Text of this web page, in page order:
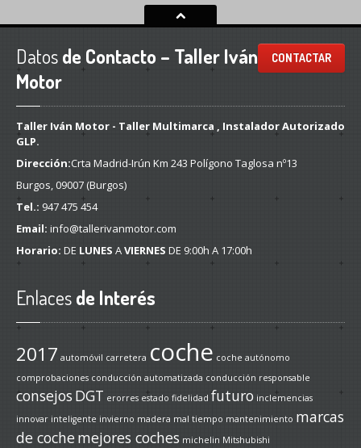
CONTACTAR
Datosde Contacto – Taller Iván
Motor
Taller Iván Motor - Taller Multimarca , Instalador Autorizado
GLP.
Dirección:Crta Madrid-Irún Km 243 Polígono Taglosa nº13
Burgos, 09007 (Burgos)
Tel.: 947 475 454
Email: info@tallerivanmotor.com
Horario: DE LUNES AVIERNES DE 9:00h A 17:00h
Enlacesde Interés
2017 automóvil carretera coche coche autónomo
comprobaciones conducción automatizada conducción responsable
consejos DGT erorres estado fidelidad futuro inclemencias
innovar inteligente invierno madera mal tiempo mantenimiento marcas
de cochemejores coches michelin Mitshubishi